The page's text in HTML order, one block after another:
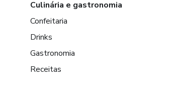
Culinária e gastronomia
Confeitaria
Drinks
Gastronomia
Receitas